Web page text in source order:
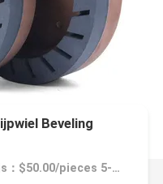
Beveling
Prijs：$50.00/pieces 5-19 pieces